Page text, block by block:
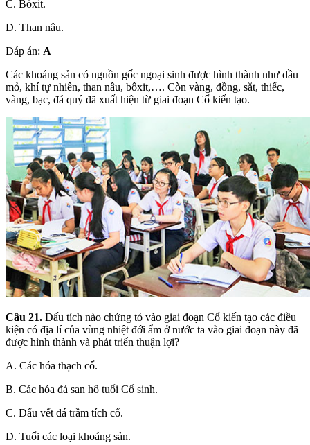
C. Bôxit.
D. Than nâu.
Đáp án: A
Các khoáng sản có nguồn gốc ngoại sinh được hình thành như dầu
mỏ, khí tự nhiên, than nâu, bôxit,…. Còn vàng, đồng, sắt, thiếc,
vàng, bạc, đá quý đã xuất hiện từ giai đoạn Cổ kiến tạo.
Câu 21. Dấu tích nào chứng tỏ vào giai đoạn Cổ kiến tạo các điều
kiện có địa lí của vùng nhiệt đới ẩm ở nước ta vào giai đoạn này đã
được hình thành và phát triển thuận lợi?
A. Các hóa thạch cổ.
B. Các hóa đá san hô tuổi Cổ sinh.
C. Dấu vết đá trầm tích cổ.
D. Tuổi các loại khoáng sản.